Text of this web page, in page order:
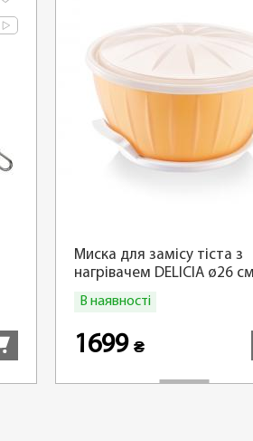
Миска для замісу тіста з
нагрівачем DELICIA ø26 см
В наявності
1699 ₴